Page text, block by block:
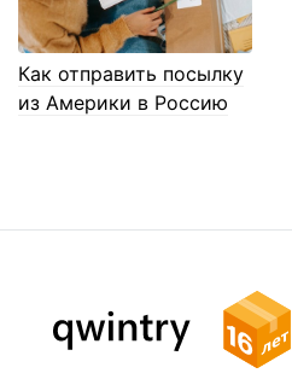
Как отправить посылку
из Америки в Россию